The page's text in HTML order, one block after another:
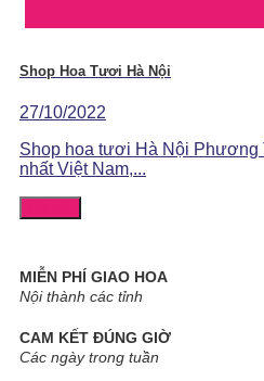
Shop Hoa Tươi Hà Nội
27/10/2022
Shop hoa tươi Hà Nội
nhất Việt Nam,...
MIỄN PHÍ GIAO HOA
Nội thành các tỉnh
CAM KẾT ĐÚNG GIỜ
Các ngày trong tuần